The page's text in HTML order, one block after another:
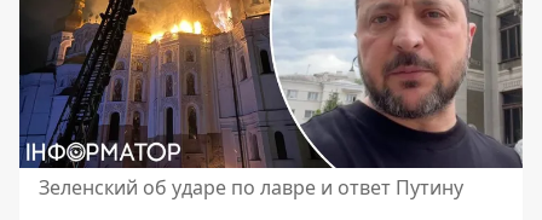
Зеленский об ударе по лавре и ответ Путину